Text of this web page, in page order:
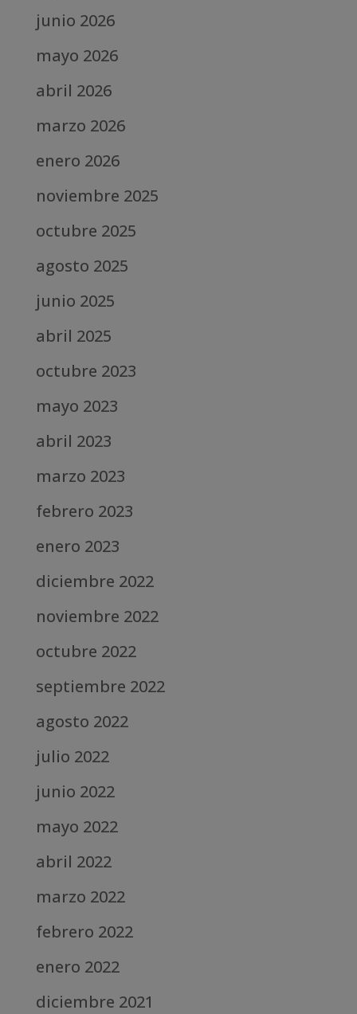
junio 2026
mayo 2026
abril 2026
marzo 2026
enero 2026
noviembre 2025
octubre 2025
agosto 2025
junio 2025
abril 2025
octubre 2023
mayo 2023
abril 2023
marzo 2023
febrero 2023
enero 2023
diciembre 2022
noviembre 2022
octubre 2022
septiembre 2022
agosto 2022
julio 2022
junio 2022
mayo 2022
abril 2022
marzo 2022
febrero 2022
enero 2022
diciembre 2021